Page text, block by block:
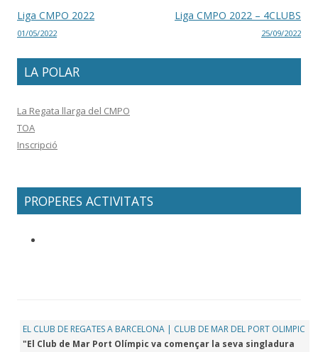
Post navigation
Liga CMPO 2022
01/05/2022
Liga CMPO 2022 – 4CLUBS
25/09/2022
LA POLAR
La Regata llarga del CMPO
TOA
Inscripció
PROPERES ACTIVITATS
EL CLUB DE REGATES A BARCELONA | CLUB DE MAR DEL PORT OLIMPIC
"El Club de Mar Port Olímpic va començar la seva singladura